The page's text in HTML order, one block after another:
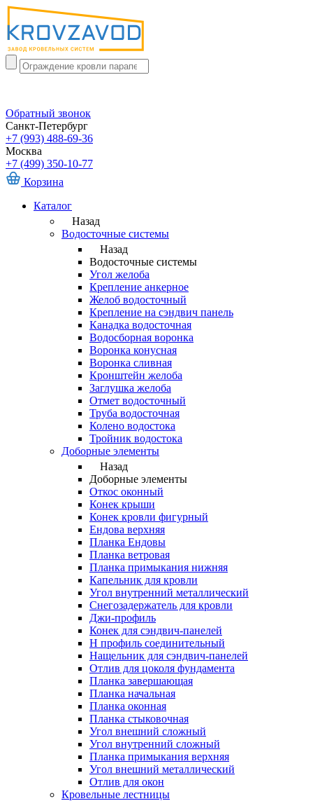
Обратный звонок
Санкт-Петербург
+7 (993) 488-69-36
Москва
+7 (499) 350-10-77
Корзина
Каталог
Назад
Водосточные системы
Назад
Водосточные системы
Угол желоба
Крепление анкерное
Желоб водосточный
Крепление на сэндвич панель
Канадка водосточная
Водосборная воронка
Воронка конусная
Воронка сливная
Кронштейн желоба
Заглушка желоба
Отмет водосточный
Труба водосточная
Колено водостока
Тройник водостока
Доборные элементы
Назад
Доборные элементы
Откос оконный
Конек крыши
Конек кровли фигурный
Ендова верхняя
Планка Ендовы
Планка ветровая
Планка примыкания нижняя
Капельник для кровли
Угол внутренний металлический
Снегозадержатель для кровли
Джи-профиль
Конек для сэндвич-панелей
Н профиль соединительный
Нащельник для сэндвич-панелей
Отлив для цоколя фундамента
Планка завершающая
Планка начальная
Планка оконная
Планка стыковочная
Угол внешний сложный
Угол внутренний сложный
Планка примыкания верхняя
Угол внешний металлический
Отлив для окон
Кровельные лестницы